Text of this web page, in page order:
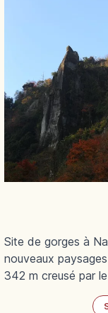
Site de gorges à
nouveaux
342 m creusé par